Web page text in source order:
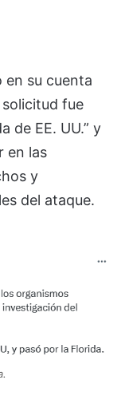
en su cuenta
fue
de EE. UU.” y
en las
y
del ataque.